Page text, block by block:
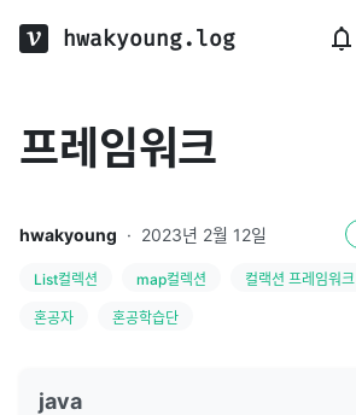
hwakyoung.log
프레임워크
hwakyoung · 2023년 2월 12일
List컬렉션 map컬렉션 컬랙션 프레임워크
혼공자 혼공학습단
java